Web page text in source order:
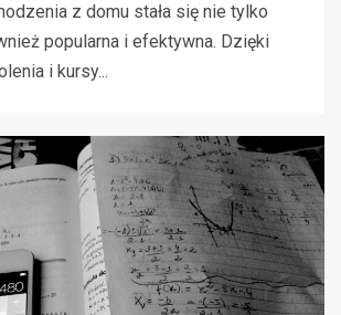
z domu stała się nie tylko
popularna i efektywna. Dzięki
i kursy...